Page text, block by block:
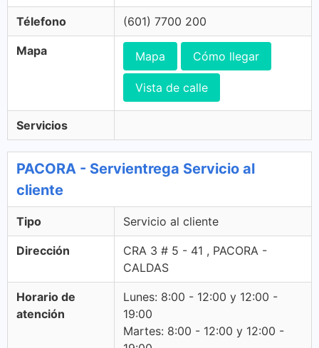
Télefono (601) 7700 200
Mapa Mapa Cómo llegar
Vista de calle
Servicios
PACORA - Servientrega Servicio al
cliente
Tipo Servicio al cliente
Dirección
CRA 3 # 5 - 41 , PACORA -
CALDAS
Horario de
atención
Lunes: 8:00 - 12:00 y 12:00 -
19:00
Martes: 8:00 - 12:00 y 12:00 -